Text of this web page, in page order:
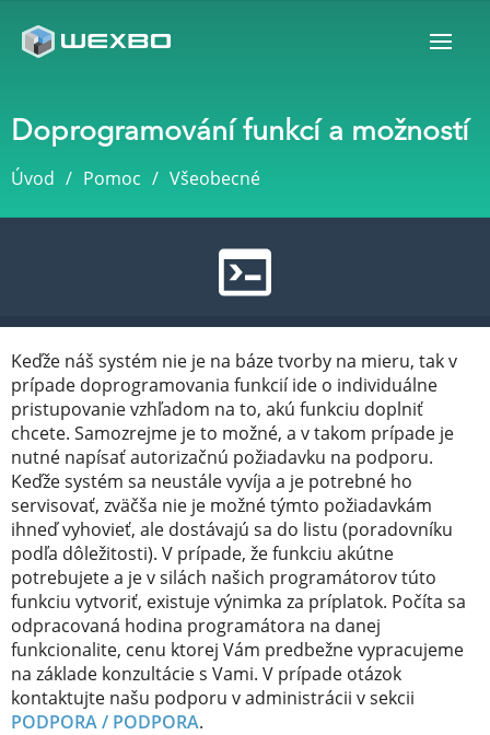
Doprogramování funkcí a možností
Úvod Pomoc Všeobecné
Keďže náš systém nie je na báze tvorby na mieru, tak v
prípade doprogramovania funkcií ide o individuálne
pristupovanie vzhľadom na to, akú funkciu doplniť
chcete. Samozrejme je to možné, a v takom prípade je
nutné napísať autorizačnú požiadavku na podporu.
Keďže systém sa neustále vyvíja a je potrebné ho
servisovať, zväčša nie je možné týmto požiadavkám
ihneď vyhovieť, ale dostávajú sa do listu (poradovníku
podľa dôležitosti). V prípade, že funkciu akútne
potrebujete a je v silách našich programátorov túto
funkciu vytvoriť, existuje výnimka za príplatok. Počíta sa
odpracovaná hodina programátora na danej
funkcionalite, cenu ktorej Vám predbežne vypracujeme
na základe konzultácie s Vami. V prípade otázok
kontaktujte našu podporu v administrácii v sekcii
PODPORA / PODPORA.